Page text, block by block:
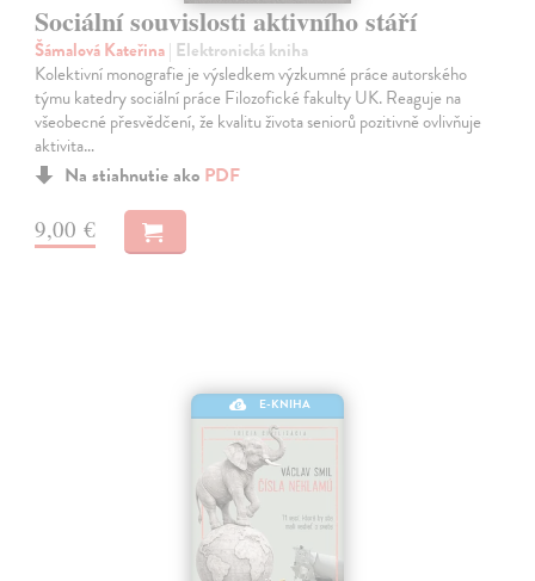
Sociální souvislosti aktivního stáří
Šámalová Kateřina| Elektronická kniha
Kolektivní monografie je výsledkem výzkumné práce autorského
týmu katedry sociální práce Filozofické fakulty UK. Reaguje na
všeobecné přesvědčení, že kvalitu života seniorů pozitivně ovlivňuje
aktivita…
Na stiahnutie ako PDF
9,00 €
E-KNIHA